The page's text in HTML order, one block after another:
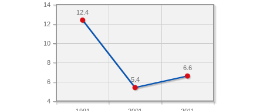
4
6
8
10
12
14
6.6
5.4
12.4